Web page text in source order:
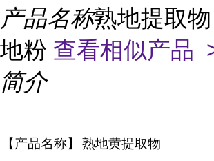
产品名称熟地提取
地粉 查看相似产品
简介
【产品名称】
熟地黄提取物